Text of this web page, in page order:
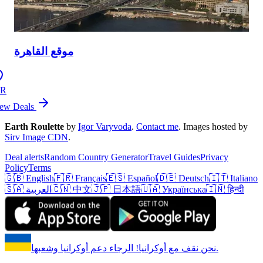
موقع القاهرة
Deals
Earth Roulette by Igor Varyvoda. Contact me. Images hosted by
Sirv Image CDN.
Deal alertsRandom Country GeneratorTravel GuidesPrivacy
PolicyTerms
🇬🇧 English🇫🇷 Français🇪🇸 Español🇩🇪 Deutsch🇮🇹 Italiano
🇸🇦 العربية 🇨🇳 中文🇯🇵 日本語🇺🇦 Українська🇮🇳 हिन्दी
نحن نقف مع أوكرانيا! الرجاء دعم أوكرانيا وشعبها.